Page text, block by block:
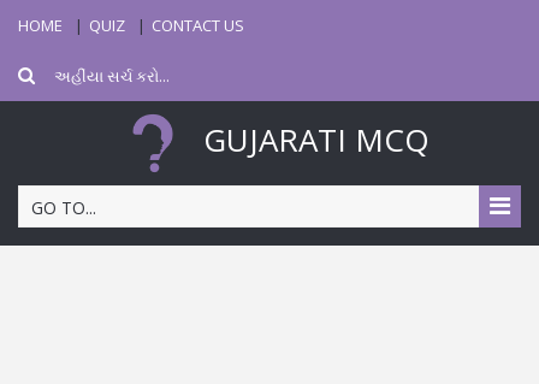
HOME QUIZ CONTACT US
GUJARATI MCQ
GO TO...